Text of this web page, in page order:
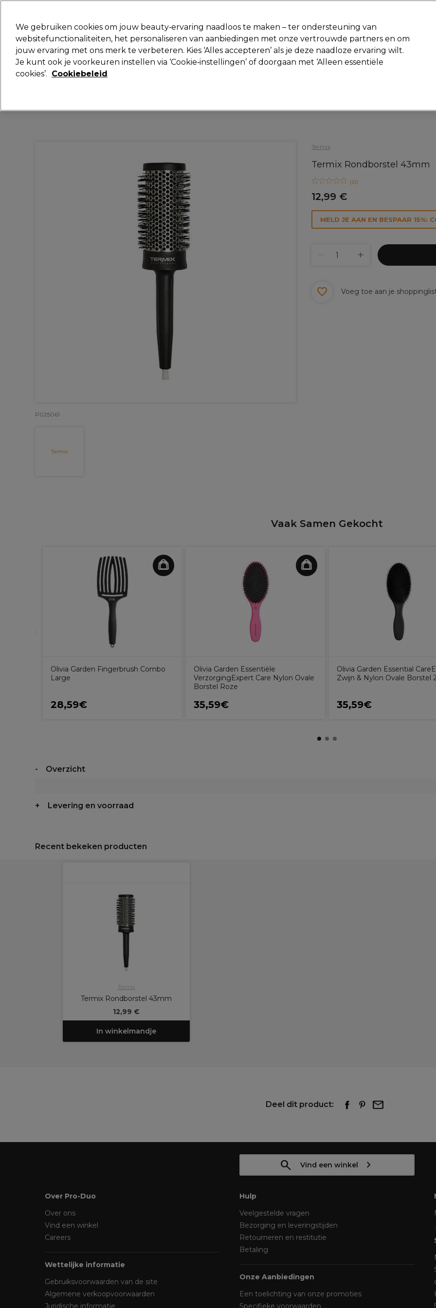
Merken Deals Haar Elektra Beauty Salon interieur Mannen Vegan Nieuwe producten
Volgende dag geleverd*
Termix
Termix Rondborstel 43mm
(0)
12,99 €
P025061
Termix
MELD JE AAN EN BESPAAR 15%:
Voeg toe aan je
Vaak Samen Gekocht
Olivia Garden Fingerbrush Combo
Large
28,59€
Olivia Garden Essentiële
VerzorgingExpert Care Nylon Ovale
Borstel Roze
35,59€
Olivia Garden Essential
Zwijn & Nylon Ovale Borstel
35,59€
Overzicht
Levering en voorraad
Recent bekeken producten
Termix
Termix Rondborstel 43mm
12,99 €
In winkelmandje
Deel dit product:
Vind een winkel
Over Pro-Duo
Over ons
Vind een winkel
Careers
Wettelijke informatie
Gebruiksvoorwaarden van de site
Algemene verkoopvoorwaarden
Juridische informatie
Hulp
Veelgestelde vragen
Bezorging en leveringstijden
Retourneren en restitutie
Betaling
Onze Aanbiedingen
Een toelichting van onze promoties
Specifieke voorwaarden
We gebruiken cookies om jouw beauty‑ervaring naadloos te maken – ter ondersteuning van
websitefunctionaliteiten, het personaliseren van aanbiedingen met onze vertrouwde partners en om
jouw ervaring met ons merk te verbeteren. Kies ‘Alles accepteren’ als je deze naadloze ervaring wilt.
Je kunt ook je voorkeuren instellen via ‘Cookie‑instellingen’ of doorgaan met ‘Alleen essentiële
cookies’. Cookiebeleid